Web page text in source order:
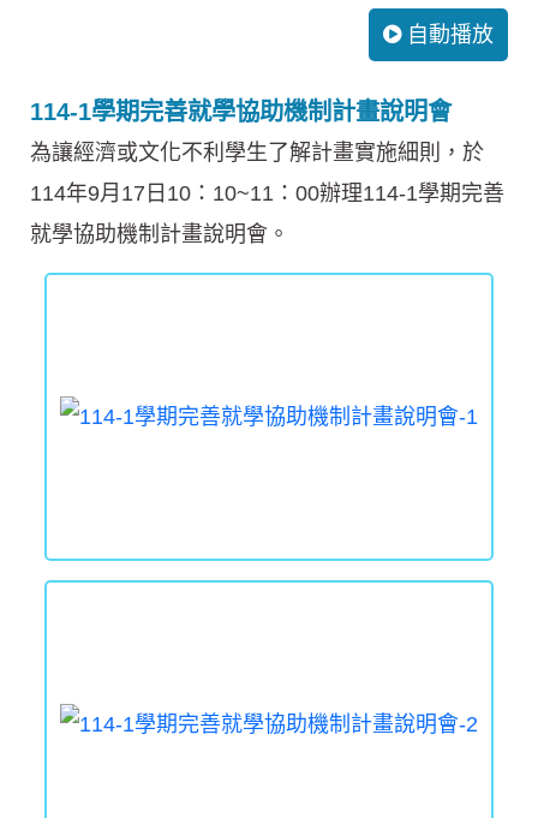
自動播放
114-1學期完善就學協助機制計畫說明會
為讓經濟或文化不利學生了解計畫實施細則，於
114年9月17日10：10~11：00辦理114-1學期完善
就學協助機制計畫說明會。